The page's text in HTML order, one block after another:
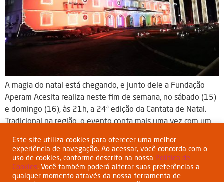
A magia do natal está chegando, e junto dele a Fundação
Aperam Acesita realiza neste fim de semana, no sábado (15)
e domingo (16), às 21h, a 24ª edição da Cantata de Natal.
Tradicional na região, o evento conta mais uma vez com um
[…]
Este site utiliza cookies para oferecer uma melhor
experiência de navegação. Ao acessar, você concorda com o
uso de cookies, conforme descrito na nossa Política de
Cookies. Você também poderá alterar suas preferências a
qualquer momento através da nossa ferramenta de